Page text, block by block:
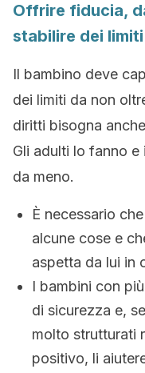
Offrire fiducia,
stabilire dei limiti
Il bambino deve
dei limiti da non
diritti bisogna
Gli adulti lo fanno
da meno.
È necessario
alcune cose e
aspetta da lui in
I bambini con
di sicurezza e,
molto strutturati
positivo, li